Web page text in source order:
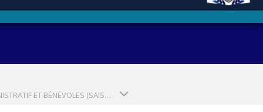
ADMINISTRATIF ET BÉNÉVOLES (SAISON 2024-2025)